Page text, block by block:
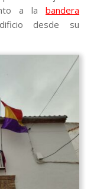
a la bandera
desde su